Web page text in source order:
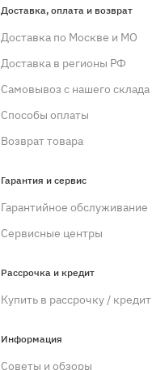
Доставка, оплата и возврат
Доставка по Москве и МО
Доставка в регионы РФ
Самовывоз с нашего склада
Способы оплаты
Возврат товара
Гарантия и сервис
Гарантийное обслуживание
Сервисные центры
Рассрочка и кредит
Купить в рассрочку / кредит
Информация
Советы и обзоры